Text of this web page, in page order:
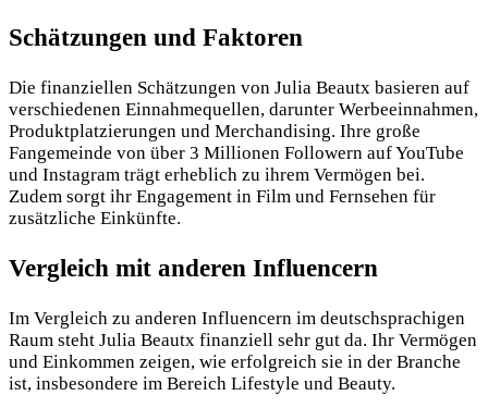
Schätzungen und Faktoren
Die finanziellen Schätzungen von Julia Beautx basieren auf
verschiedenen Einnahmequellen, darunter Werbeeinnahmen,
Produktplatzierungen und Merchandising. Ihre große
Fangemeinde von über 3 Millionen Followern auf YouTube
und Instagram trägt erheblich zu ihrem Vermögen bei.
Zudem sorgt ihr Engagement in Film und Fernsehen für
zusätzliche Einkünfte.
Vergleich mit anderen Influencern
Im Vergleich zu anderen Influencern im deutschsprachigen
Raum steht Julia Beautx finanziell sehr gut da. Ihr Vermögen
und Einkommen zeigen, wie erfolgreich sie in der Branche
ist, insbesondere im Bereich Lifestyle und Beauty.